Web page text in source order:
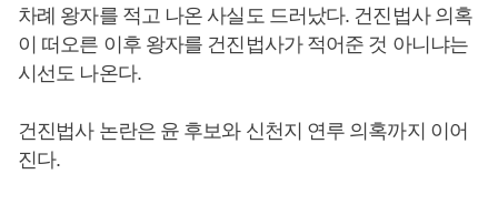
차례 왕자를 적고 나온 사실도 드러났다. 건진법사 의혹
이 떠오른 이후 왕자를 건진법사가 적어준 것 아니냐는
시선도 나온다.
건진법사 논란은 윤 후보와 신천지 연루 의혹까지 이어
진다.